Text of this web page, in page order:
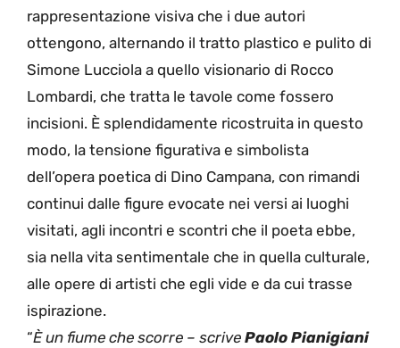
rappresentazione visiva che i due autori
ottengono, alternando il tratto plastico e pulito di
Simone Lucciola a quello visionario di Rocco
Lombardi, che tratta le tavole come fossero
incisioni. È splendidamente ricostruita in questo
modo, la tensione figurativa e simbolista
dell’opera poetica di Dino Campana, con rimandi
continui dalle figure evocate nei versi ai luoghi
visitati, agli incontri e scontri che il poeta ebbe,
sia nella vita sentimentale che in quella culturale,
alle opere di artisti che egli vide e da cui trasse
ispirazione.
“È un fiume che scorre – scrive Paolo Pianigiani